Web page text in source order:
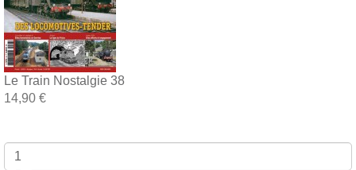
Le Train Nostalgie 38
14,90 €